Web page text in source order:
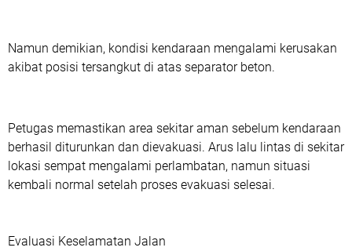
Namun demikian, kondisi kendaraan mengalami kerusakan
akibat posisi tersangkut di atas separator beton.
Petugas memastikan area sekitar aman sebelum kendaraan
berhasil diturunkan dan dievakuasi. Arus lalu lintas di sekitar
lokasi sempat mengalami perlambatan, namun situasi
kembali normal setelah proses evakuasi selesai.
Evaluasi Keselamatan Jalan